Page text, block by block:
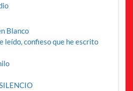
Blanco
leído, confieso que he escrito